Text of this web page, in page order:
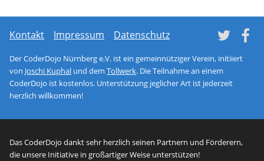
Kontakt Impressum Datenschutz
Der CoderDojo Nürnberg e.V. ist ein gemeinnütziger Verein, initiiert
von Joschi Kuphal und dem Tollwerk. Die Teilnahme an einem
CoderDojo ist kostenlos. Unterstützung jeglicher Art ist jederzeit
herzlich willkommen!
Das CoderDojo dankt sehr herzlich seinen Partnern und Förderern,
die unsere Initiative in großartiger Weise unterstützen!